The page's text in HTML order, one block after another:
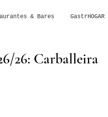
& Bares GastrHOGAR
26: Carballeira